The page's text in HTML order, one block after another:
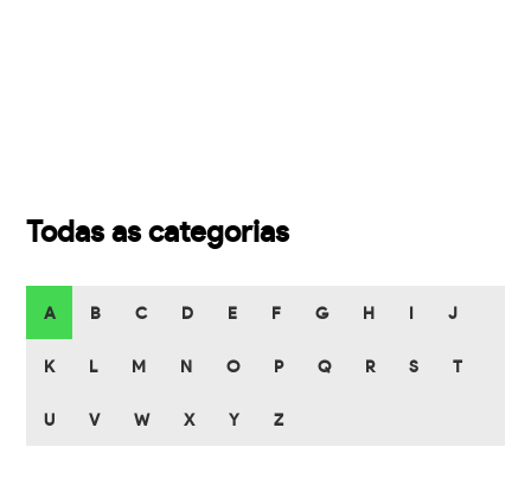
Todas as categorias
A B C D E F G H J
K L M N O P Q R S T
U V W X Y Z